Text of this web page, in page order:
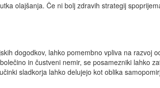
olajšanja. Če ni bolj zdravih strategij
dogodkov, lahko pomembno vpliva na razvoj
in čustveni nemir, se posamezniki lahko
sladkorja lahko delujejo kot oblika